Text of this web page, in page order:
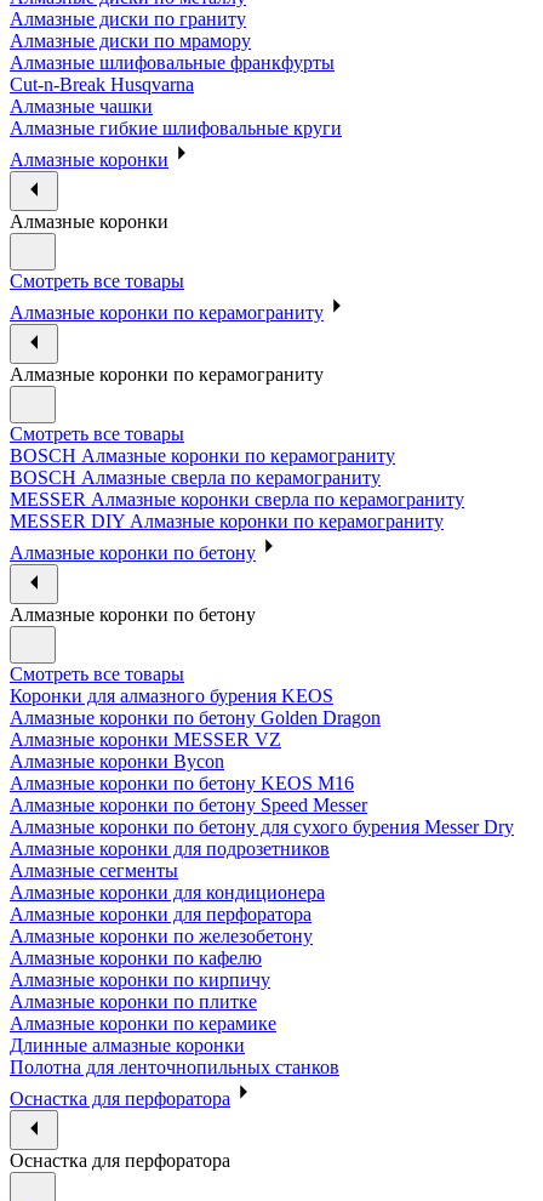
Алмазные диски по граниту
Алмазные диски по мрамору
Алмазные шлифовальные франкфурты
Cut-n-Break Husqvarna
Алмазные чашки
Алмазные гибкие шлифовальные круги
Алмазные коронки
Алмазные коронки
Смотреть все товары
Алмазные коронки по керамограниту
Алмазные коронки по керамограниту
Смотреть все товары
BOSCH Алмазные коронки по керамограниту
BOSCH Алмазные сверла по керамограниту
MESSER Алмазные коронки сверла по керамограниту
MESSER DIY Алмазные коронки по керамограниту
Алмазные коронки по бетону
Алмазные коронки по бетону
Смотреть все товары
Коронки для алмазного бурения KEOS
Алмазные коронки по бетону Golden Dragon
Алмазные коронки MESSER VZ
Алмазные коронки Bycon
Алмазные коронки по бетону KEOS M16
Алмазные коронки по бетону Speed Messer
Алмазные коронки по бетону для сухого бурения Messer Dry
Алмазные коронки для подрозетников
Алмазные сегменты
Алмазные коронки для кондиционера
Алмазные коронки для перфоратора
Алмазные коронки по железобетону
Алмазные коронки по кафелю
Алмазные коронки по кирпичу
Алмазные коронки по плитке
Алмазные коронки по керамике
Длинные алмазные коронки
Полотна для ленточнопильных станков
Оснастка для перфоратора
Оснастка для перфоратора